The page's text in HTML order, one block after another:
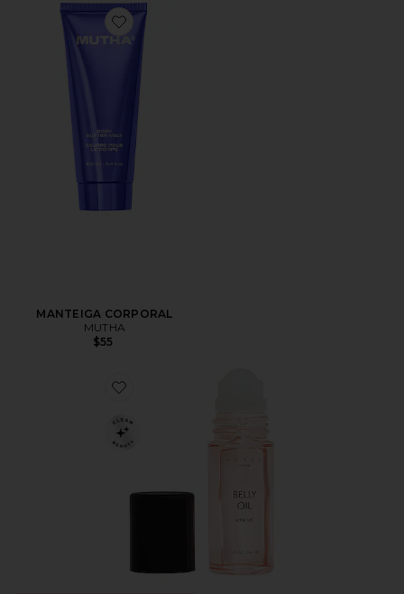
Favorite MANTEIGA CORPORAL
MANTEIGA CORPORAL
MUTHA
$55
Favorite ÓLEO PARA BARRIGA BELLY OIL